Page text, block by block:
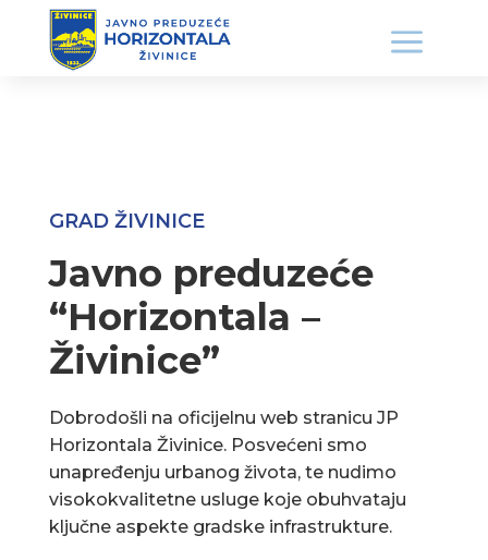
GRAD ŽIVINICE
Javno preduzeće
“Horizontala –
Živinice”
Dobrodošli na oficijelnu web stranicu JP
Horizontala Živinice. Posvećeni smo
unapređenju urbanog života, te nudimo
visokokvalitetne usluge koje obuhvataju
ključne aspekte gradske infrastrukture.